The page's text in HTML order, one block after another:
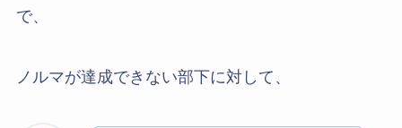
で、
ノルマが達成できない部下に対して、